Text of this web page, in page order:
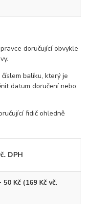
doručující obvykle
balíku, který je
datum doručení nebo
řidič ohledně
DPH
50 Kč (169 Kč vč.